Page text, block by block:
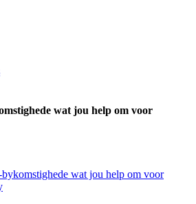
wat jou help om voor
wat jou help om voor